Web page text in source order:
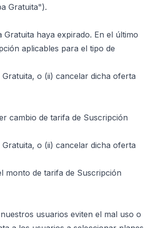
Gratuita").
haya expirado. En el último
aplicables para el tipo de
o (ii) cancelar dicha oferta
cambio de tarifa de Suscripción
o (ii) cancelar dicha oferta
monto de tarifa de Suscripción
usuarios eviten el mal uso o